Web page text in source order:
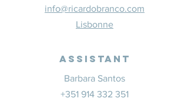
info@ricardobranco.com
Lisbonne
Assistant
Barbara Santos
+351 914 332 351